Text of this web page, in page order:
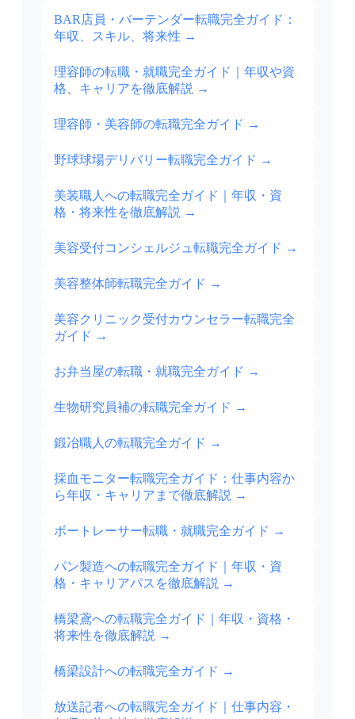
BAR店員・バーテンダー転職完全ガイド：
年収、スキル、将来性 →
理容師の転職・就職完全ガイド｜年収や資
格、キャリアを徹底解説 →
理容師・美容師の転職完全ガイド →
野球球場デリバリー転職完全ガイド →
美装職人への転職完全ガイド｜年収・資
格・将来性を徹底解説 →
美容受付コンシェルジュ転職完全ガイド →
美容整体師転職完全ガイド →
美容クリニック受付カウンセラー転職完全
ガイド →
お弁当屋の転職・就職完全ガイド →
生物研究員補の転職完全ガイド →
鍛冶職人の転職完全ガイド →
採血モニター転職完全ガイド：仕事内容か
ら年収・キャリアまで徹底解説 →
ボートレーサー転職・就職完全ガイド →
パン製造への転職完全ガイド｜年収・資
格・キャリアパスを徹底解説 →
橋梁鳶への転職完全ガイド｜年収・資格・
将来性を徹底解説 →
橋梁設計への転職完全ガイド →
放送記者への転職完全ガイド｜仕事内容・